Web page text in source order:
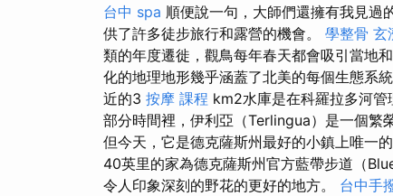
台中 spa 順便說一句，大師們還擁有我見過
供了許多徒步旅行和露營的機會。 學整骨 玄
類的年度遷徙，觀鳥每年春天都會吸引當地
化的地理地形幾乎涵蓋了北美的每個生態系統
近的3 按摩 課程 km2水庫是在科羅拉多河
部分時間裡，伊利亞（Terlingua）是一個繁
但今天，它是德克薩斯州最好的小鎮上唯一
40英里的家為德克薩斯州官方藍帶步道（
令人印象深刻的野花的更好的地方。 台中手